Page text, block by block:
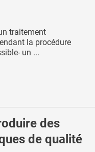
traitement
la procédure
un ...
des
de qualité